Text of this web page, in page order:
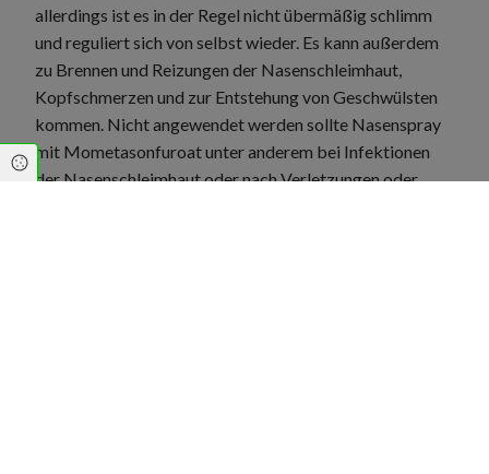
allerdings ist es in der Regel nicht übermäßig schlimm
und reguliert sich von selbst wieder. Es kann außerdem
zu Brennen und Reizungen der Nasenschleimhaut,
Kopfschmerzen und zur Entstehung von Geschwülsten
kommen. Nicht angewendet werden sollte Nasenspray
mit Mometasonfuroat unter anderem bei Infektionen
der Nasenschleimhaut oder nach Verletzungen oder
Cookie Einstellungen